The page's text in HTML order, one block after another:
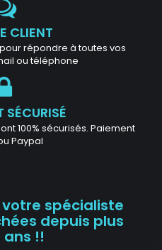
CLIENT
répondre à toutes vos
ou téléphone
SÉCURISÉ
100% sécurisés. Paiement
Paypal
spécialiste
depuis plus
ans !!